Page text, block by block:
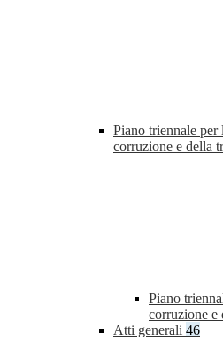
Piano triennale per
corruzione e della
Piano
corruzione e
Atti generali 46